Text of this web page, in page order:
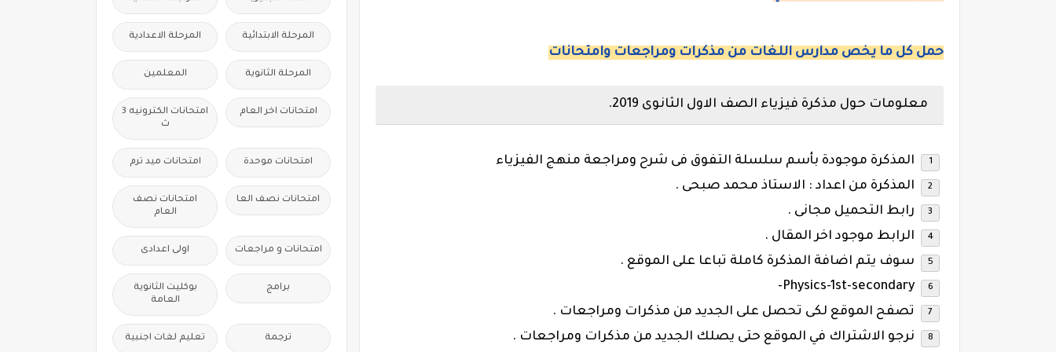
حمل كل ما يخص مدارس اللغات من مذكرات ومراجعات وامتحانات
معلومات حول مذكرة فيزياء الصف الاول الثانوى 2019.
المذكرة موجودة بأسم سلسلة التفوق فى شرح ومراجعة منهج الفيزياء
المذكرة من اعداد : الاستاذ محمد صبحى .
رابط التحميل مجانى .
الرابط موجود اخر المقال .
سوف يتم اضافة المذكرة كاملة تباعا على الموقع .
Physics-1st-secondary-
تصفح الموقع لكى تحصل على الجديد من مذكرات ومراجعات .
نرجو الاشتراك في الموقع حتى يصلك الجديد من مذكرات ومراجعات .
المرحلة الابتدائية المرحلة الاعدادية
المرحلة الثانوية المعلمين
امتحانات اخر العام
امتحانات الكترونيه 3
ث
امتحانات موحدة امتحانات ميد ترم
امتحانات نصف العا
امتحانات نصف
العام
امتحانات و مراجعات اولى اعدادى
برامج
بوكليت الثانوية
العامة
ترجمة تعليم لغات اجنبية